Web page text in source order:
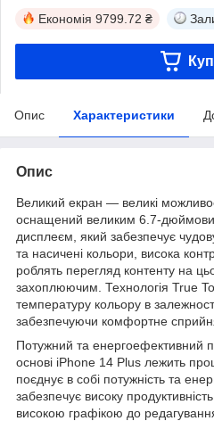
Економія 9799.72 ₴
Опис Характеристики
Опис
Великий екран — великі
оснащений великим 6.7-
дисплеєм, який забезпечує
та насичені кольори, висока
роблять перегляд контенту на
захоплюючим. Технологія True
температуру кольору в
забезпечуючи комфортне
Потужний та енергоефективний
основі iPhone 14 Plus лежить
поєднує в собі потужність та
забезпечує високу
високою графікою до